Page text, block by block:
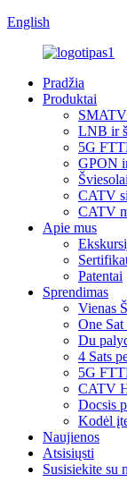
English
Pradžia
Produktai
LNB ir
5G
GPON
CATV
CATV
Apie mus
Patentai
Sprendimas
Vienas
One
Du
4 Sats
5G
CATV
Docsis
Kodėl
Naujienos
Atsisiųsti
Susisiekite su